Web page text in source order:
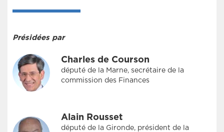
Présidées par
Charles de Courson
député de la Marne, secrétaire de la
commission des Finances
Alain Rousset
député de la Gironde, président de la